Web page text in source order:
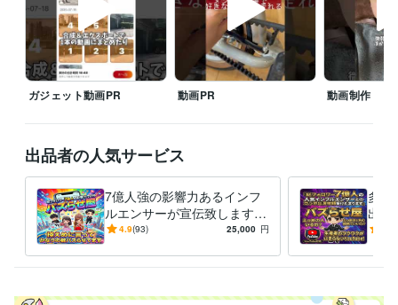
硬式　全国大会　準優勝w
責任者売上全国TOP 某大手広告代理店
某中小企業通信会社 某大手通信会社 某中小企業商社 営業とは？ 組
織論
中学100M区2位( ；∀；) 営業とは？
資格・検定
普通自動車第一種運転免許 取得年 : 2000年
ビジネス・クリエイティブツール
ChatGPT:4年CapCut:4年Vrew:4年Canva:8年Adobe Analytics:1年
Adobe Firefly:1年
その他ツール
営業コンサル:20年
経営コンサルタント:15年
法人営業:20年
得意分野
ガジェット動画PR 動画PR 動画制作
出品者の人気サービス
7億人強の影響力あるインフ
ルエンサーが宣伝致します
大ヒット商品多数/1000万再
4.9(93) 25,000 円
多種
出演
ン・